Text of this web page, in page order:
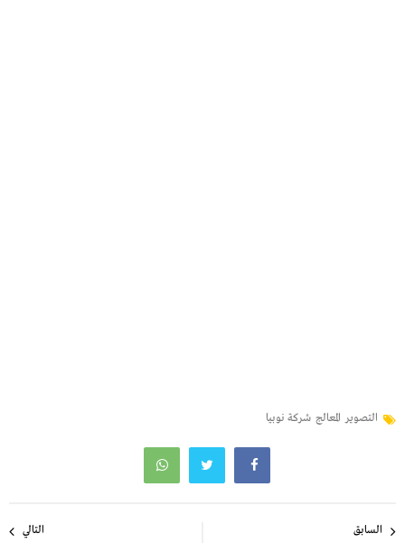
التصوير المعالج شركة نوبيا
السابق التالي